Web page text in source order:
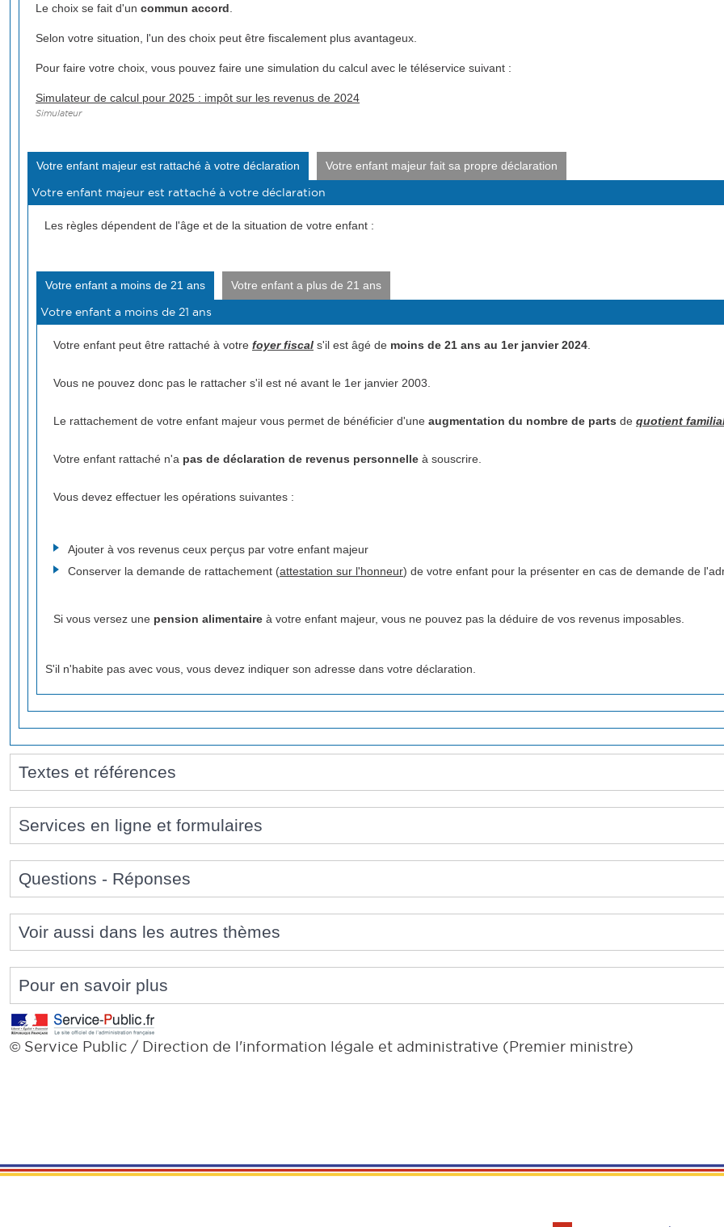
Le choix se fait d'un commun accord
Selon votre situation, l'un des choix peut être fiscalement plus avantageux.
Pour faire votre choix, vous pouvez faire une simulation du calcul avec le téléservice suivant :
Simulateur de calcul pour 2025 : impôt sur les revenus de 2024
Simulateur
Votre enfant majeur est rattaché à votre déclaration Votre enfant majeur fait sa propre déclaration
Les règles dépendent de l'âge et de la situation de votre enfant :
Votre enfant a moins de 21 ans Votre enfant a plus de 21 ans
Votre enfant peut être rattaché à votre foyer fiscal s'il est âgé de moins de 21 ans au 1er janvier 2024
Vous ne pouvez donc pas le rattacher s'il est né avant le 1er janvier 2003.
Le rattachement de votre enfant majeur vous permet de bénéficier d'une augmentation du nombre de parts de quotient
Votre enfant rattaché n'a pas de déclaration de revenus personnelle à souscrire.
Vous devez effectuer les opérations suivantes :
Ajouter à vos revenus ceux perçus par votre enfant majeur
Conserver la demande de rattachement (attestation sur l'honneur) de votre enfant pour la présenter en cas de demande de
Si vous versez une pension alimentaire à votre enfant majeur, vous ne pouvez pas la déduire de vos revenus imposables.
S'il n'habite pas avec vous, vous devez indiquer son adresse dans votre déclaration.
Textes et références
Services en ligne et formulaires
Questions - Réponses
Voir aussi dans les autres thèmes
Pour en savoir plus
© Service Public / Direction de l'information légale et administrative (Premier ministre)